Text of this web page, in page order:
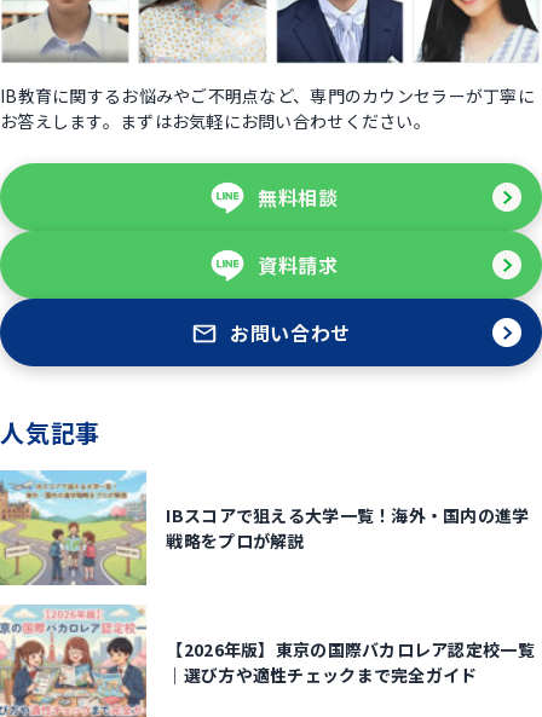
IB教育に関するお悩みやご不明点など、専門のカウンセラーが丁寧に
お答えします。まずはお気軽にお問い合わせください。
無料相談
資料請求
お問い合わせ
人気記事
IBスコアで狙える大学一覧！海外・国内の進学
戦略をプロが解説
【2026年版】東京の国際バカロレア認定校一覧
｜選び方や適性チェックまで完全ガイド